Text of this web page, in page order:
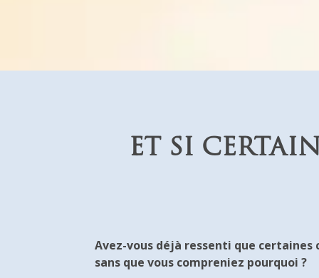
ET SI
Avez-vous déjà ressenti que
sans que vous compreniez pourquoi ?